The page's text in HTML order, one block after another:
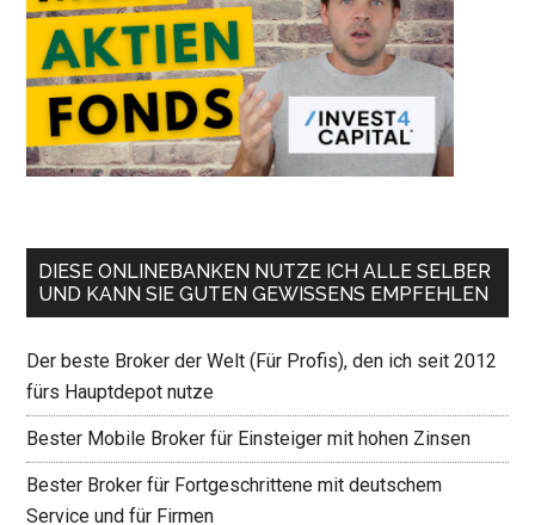
DIESE ONLINEBANKEN NUTZE ICH ALLE SELBER
UND KANN SIE GUTEN GEWISSENS EMPFEHLEN
Der beste Broker der Welt (Für Profis), den ich seit 2012
fürs Hauptdepot nutze
Bester Mobile Broker für Einsteiger mit hohen Zinsen
Bester Broker für Fortgeschrittene mit deutschem
Service und für Firmen